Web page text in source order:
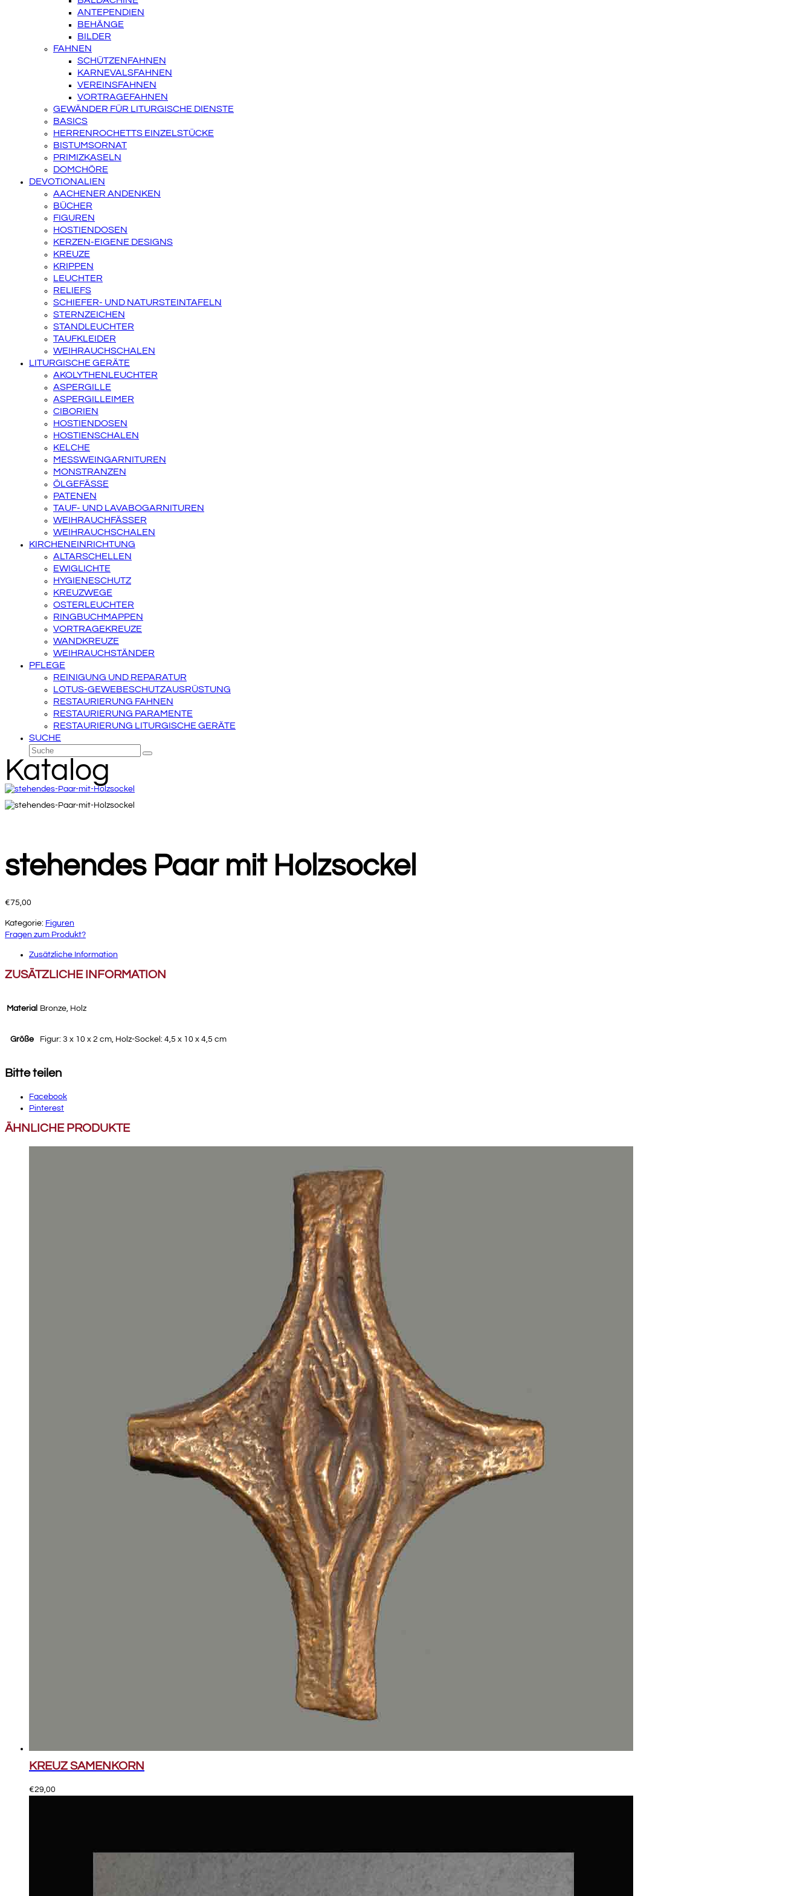
ANTEPENDIEN
BEHÄNGE
BILDER
FAHNEN
SCHÜTZENFAHNEN
KARNEVALSFAHNEN
VEREINSFAHNEN
VORTRAGEFAHNEN
GEWÄNDER FÜR LITURGISCHE DIENSTE
BASICS
HERRENROCHETTS EINZELSTÜCKE
BISTUMSORNAT
PRIMIZKASELN
DOMCHÖRE
DEVOTIONALIEN
AACHENER ANDENKEN
BÜCHER
FIGUREN
HOSTIENDOSEN
KERZEN-EIGENE DESIGNS
KREUZE
KRIPPEN
LEUCHTER
RELIEFS
SCHIEFER- UND NATURSTEINTAFELN
STERNZEICHEN
STANDLEUCHTER
TAUFKLEIDER
WEIHRAUCHSCHALEN
LITURGISCHE GERÄTE
AKOLYTHENLEUCHTER
ASPERGILLE
ASPERGILLEIMER
CIBORIEN
HOSTIENDOSEN
HOSTIENSCHALEN
KELCHE
MESSWEINGARNITUREN
MONSTRANZEN
ÖLGEFÄSSE
PATENEN
TAUF- UND LAVABOGARNITUREN
WEIHRAUCHFÄSSER
WEIHRAUCHSCHALEN
KIRCHENEINRICHTUNG
ALTARSCHELLEN
EWIGLICHTE
HYGIENESCHUTZ
KREUZWEGE
OSTERLEUCHTER
RINGBUCHMAPPEN
VORTRAGEKREUZE
WANDKREUZE
WEIHRAUCHSTÄNDER
PFLEGE
REINIGUNG UND REPARATUR
LOTUS-GEWEBESCHUTZAUSRÜSTUNG
RESTAURIERUNG FAHNEN
RESTAURIERUNG PARAMENTE
RESTAURIERUNG LITURGISCHE GERÄTE
SUCHE
Suche
Senden
Katalog
stehendes Paar mit Holzsockel
€75,00
Kategorie: Figuren
Fragen zum Produkt?
Zusätzliche Information
ZUSÄTZLICHE INFORMATION
Material Bronze, Holz
Größe Figur: 3 x 10 x 2 cm, Holz-Sockel: 4,5 x 10 x 4,5 cm
Bitte teilen
Facebook
Pinterest
ÄHNLICHE PRODUKTE
KREUZ SAMENKORN
€29,00